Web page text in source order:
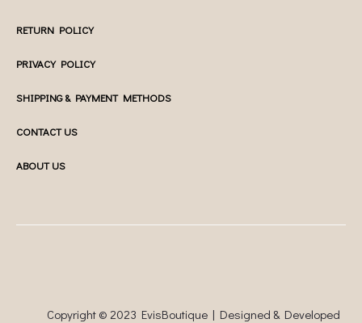
RETURN POLICY
PRIVACY POLICY
SHIPPING & PAYMENT METHODS
CONTACT US
ABOUT US
Copyright © 2023 EvisBoutique | Designed & Developed